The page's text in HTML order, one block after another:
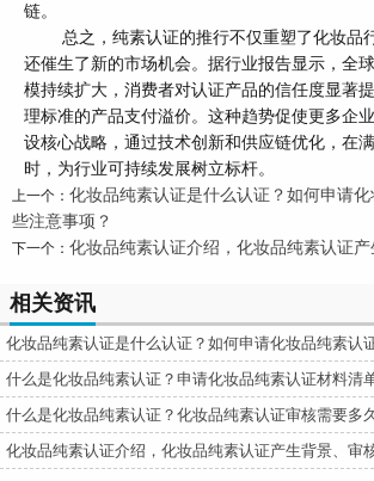
链。
总之，纯素认证的推行不仅重塑了化妆品行
还催生了新的市场机会。据行业报告显示，全
模持续扩大，消费者对认证产品的信任度显著
理标准的产品支付溢价。这种趋势促使更多企
设核心战略，通过技术创新和供应链优化，在
时，为行业可持续发展树立标杆。
上一个： 化妆品纯素认证是什么认证？如何申请
些注意事项？
下一个： 化妆品纯素认证介绍，化妆品纯素认证
相关资讯
化妆品纯素认证是什么认证？如何申请化妆品纯素认
什么是化妆品纯素认证？申请化妆品纯素认证材料清
什么是化妆品纯素认证？化妆品纯素认证审核需要多
化妆品纯素认证介绍，化妆品纯素认证产生背景、审